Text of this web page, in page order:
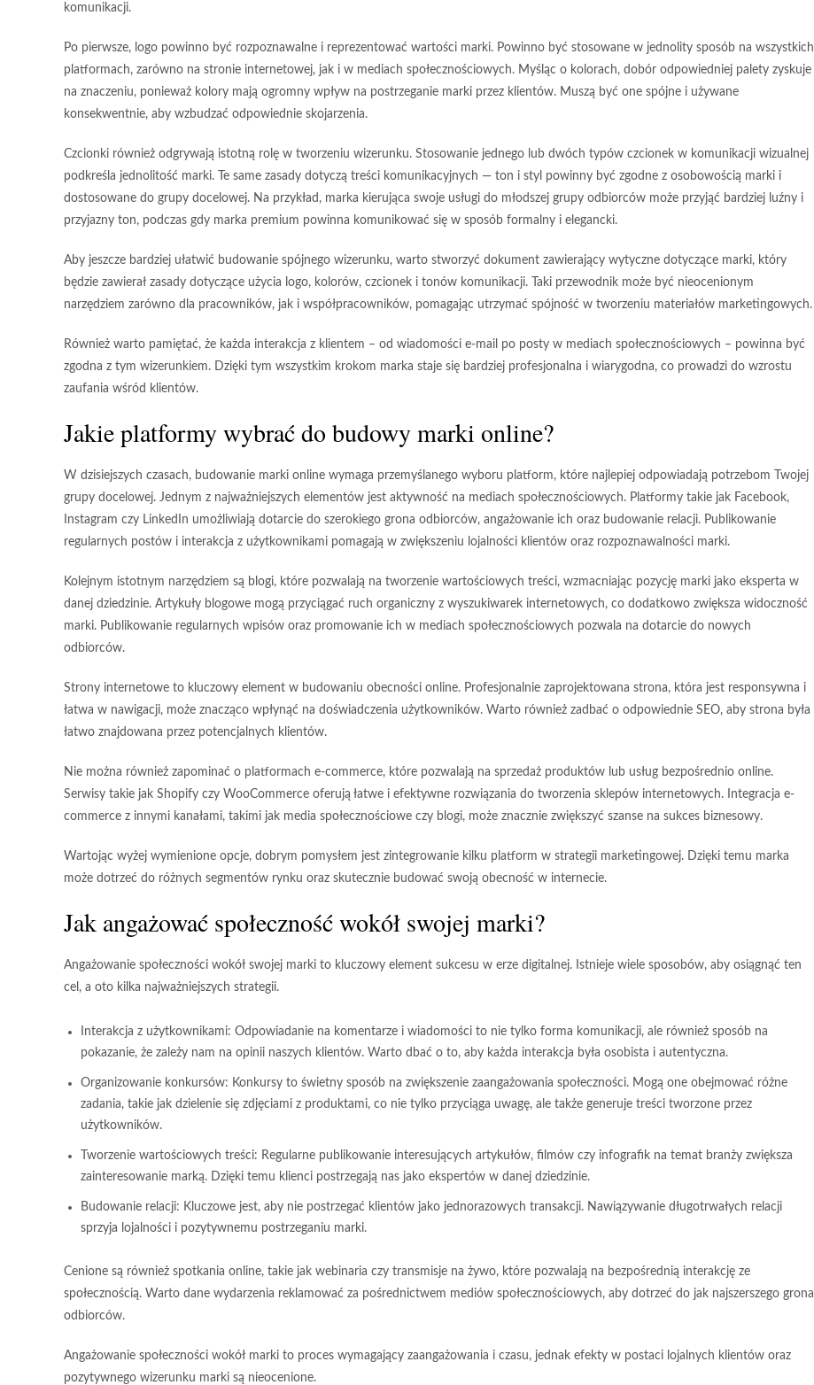
komunikacji.
Po pierwsze, logo powinno być rozpoznawalne i reprezentować wartości marki. Powinno być stosowane w jednolity sposób na wszystkich
platformach, zarówno na stronie internetowej, jak i w mediach społecznościowych. Myśląc o kolorach, dobór odpowiedniej palety zyskuje
na znaczeniu, ponieważ kolory mają ogromny wpływ na postrzeganie marki przez klientów. Muszą być one spójne i używane
konsekwentnie, aby wzbudzać odpowiednie skojarzenia.
Czcionki również odgrywają istotną rolę w tworzeniu wizerunku. Stosowanie jednego lub dwóch typów czcionek w komunikacji wizualnej
podkreśla jednolitość marki. Te same zasady dotyczą treści komunikacyjnych — ton i styl powinny być zgodne z osobowością marki i
dostosowane do grupy docelowej. Na przykład, marka kierująca swoje usługi do młodszej grupy odbiorców może przyjąć bardziej luźny i
przyjazny ton, podczas gdy marka premium powinna komunikować się w sposób formalny i elegancki.
Aby jeszcze bardziej ułatwić budowanie spójnego wizerunku, warto stworzyć dokument zawierający wytyczne dotyczące marki, który
będzie zawierał zasady dotyczące użycia logo, kolorów, czcionek i tonów komunikacji. Taki przewodnik może być nieocenionym
narzędziem zarówno dla pracowników, jak i współpracowników, pomagając utrzymać spójność w tworzeniu materiałów marketingowych.
Również warto pamiętać, że każda interakcja z klientem – od wiadomości e-mail po posty w mediach społecznościowych – powinna być
zgodna z tym wizerunkiem. Dzięki tym wszystkim krokom marka staje się bardziej profesjonalna i wiarygodna, co prowadzi do wzrostu
zaufania wśród klientów.
Jakie platformy wybrać do budowy marki online?
W dzisiejszych czasach, budowanie marki online wymaga przemyślanego wyboru platform, które najlepiej odpowiadają potrzebom Twojej
grupy docelowej. Jednym z najważniejszych elementów jest aktywność na mediach społecznościowych. Platformy takie jak Facebook,
Instagram czy LinkedIn umożliwiają dotarcie do szerokiego grona odbiorców, angażowanie ich oraz budowanie relacji. Publikowanie
regularnych postów i interakcja z użytkownikami pomagają w zwiększeniu lojalności klientów oraz rozpoznawalności marki.
Kolejnym istotnym narzędziem są blogi, które pozwalają na tworzenie wartościowych treści, wzmacniając pozycję marki jako eksperta w
danej dziedzinie. Artykuły blogowe mogą przyciągać ruch organiczny z wyszukiwarek internetowych, co dodatkowo zwiększa widoczność
marki. Publikowanie regularnych wpisów oraz promowanie ich w mediach społecznościowych pozwala na dotarcie do nowych
odbiorców.
Strony internetowe to kluczowy element w budowaniu obecności online. Profesjonalnie zaprojektowana strona, która jest responsywna i
łatwa w nawigacji, może znacząco wpłynąć na doświadczenia użytkowników. Warto również zadbać o odpowiednie SEO, aby strona była
łatwo znajdowana przez potencjalnych klientów.
Nie można również zapominać o platformach e-commerce, które pozwalają na sprzedaż produktów lub usług bezpośrednio online.
Serwisy takie jak Shopify czy WooCommerce oferują łatwe i efektywne rozwiązania do tworzenia sklepów internetowych. Integracja e-
commerce z innymi kanałami, takimi jak media społecznościowe czy blogi, może znacznie zwiększyć szanse na sukces biznesowy.
Wartojąc wyżej wymienione opcje, dobrym pomysłem jest zintegrowanie kilku platform w strategii marketingowej. Dzięki temu marka
może dotrzeć do różnych segmentów rynku oraz skutecznie budować swoją obecność w internecie.
Jak angażować społeczność wokół swojej marki?
Angażowanie społeczności wokół swojej marki to kluczowy element sukcesu w erze digitalnej. Istnieje wiele sposobów, aby osiągnąć ten
cel, a oto kilka najważniejszych strategii.
Interakcja z użytkownikami: Odpowiadanie na komentarze i wiadomości to nie tylko forma komunikacji, ale również sposób na
pokazanie, że zależy nam na opinii naszych klientów. Warto dbać o to, aby każda interakcja była osobista i autentyczna.
Organizowanie konkursów: Konkursy to świetny sposób na zwiększenie zaangażowania społeczności. Mogą one obejmować różne
zadania, takie jak dzielenie się zdjęciami z produktami, co nie tylko przyciąga uwagę, ale także generuje treści tworzone przez
użytkowników.
Tworzenie wartościowych treści: Regularne publikowanie interesujących artykułów, filmów czy infografik na temat branży zwiększa
zainteresowanie marką. Dzięki temu klienci postrzegają nas jako ekspertów w danej dziedzinie.
Budowanie relacji: Kluczowe jest, aby nie postrzegać klientów jako jednorazowych transakcji. Nawiązywanie długotrwałych relacji
sprzyja lojalności i pozytywnemu postrzeganiu marki.
Cenione są również spotkania online, takie jak webinaria czy transmisje na żywo, które pozwalają na bezpośrednią interakcję ze
społecznością. Warto dane wydarzenia reklamować za pośrednictwem mediów społecznościowych, aby dotrzeć do jak najszerszego grona
odbiorców.
Angażowanie społeczności wokół marki to proces wymagający zaangażowania i czasu, jednak efekty w postaci lojalnych klientów oraz
pozytywnego wizerunku marki są nieocenione.